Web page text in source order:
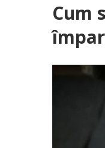
Cum